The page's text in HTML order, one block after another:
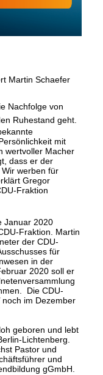
Martin Schaefer
Nachfolge von
Ruhestand geht.
mit
wertvoller Macher
dass er der
werben für
Gregor
Fraktion
Januar 2020
Fraktion. Martin
der CDU-
für
in der
2020 soll er
Die CDU-
im Dezember
geboren und lebt
Lichtenberg.
Pastor und
und
gGmbH.